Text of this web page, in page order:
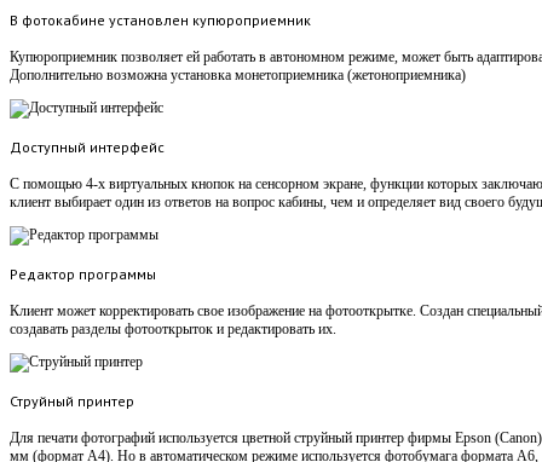
В фотокабине установлен купюроприемник
Купюроприемник позволяет ей работать в автономном режиме, может быть
Дополнительно возможна установка монетоприемника (жетоноприемника)
Доступный интерфейс
С помощью 4-х виртуальных кнопок на сенсорном экране, функции которых
клиент выбирает один из ответов на вопрос кабины, чем и определяет вид своего
Редактор программы
Клиент может корректировать свое изображение на фотооткрытке. Создан
создавать разделы фотооткрыток и редактировать их.
Струйный принтер
Для печати фотографий используется цветной струйный принтер фирмы Epson
мм (формат А4). Но в автоматическом режиме используется фотобумага формата